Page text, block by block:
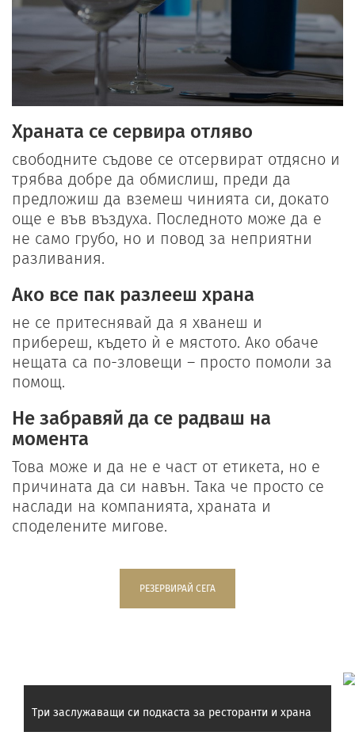
Храната се сервира отляво
свободните съдове се отсервират отдясно и
трябва добре да обмислиш, преди да
предложиш да вземеш чинията си, докато
още е във въздуха. Последното може да е
не само грубо, но и повод за неприятни
разливания.
Ако все пак разлееш храна
не се притеснявай да я хванеш и
прибереш, където ѝ е мястото. Ако обаче
нещата са по-зловещи – просто помоли за
помощ.
Не забравяй да се радваш на
момента
Това може и да не е част от етикета, но е
причината да си навън. Така че просто се
наслади на компанията, храната и
споделените мигове.
РЕЗЕРВИРАЙ СЕГА
Препоръчани постове:
Три заслужаващи си подкаста за ресторанти и храна